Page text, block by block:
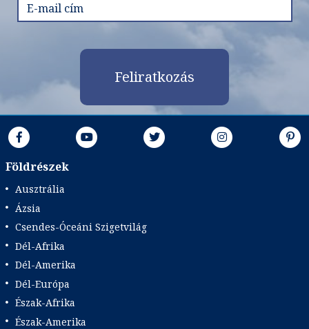
Feliratkozás
Földrészek
Ausztrália
Ázsia
Csendes-Óceáni Szigetvilág
Dél-Afrika
Dél-Amerika
Dél-Európa
Észak-Afrika
Észak-Amerika